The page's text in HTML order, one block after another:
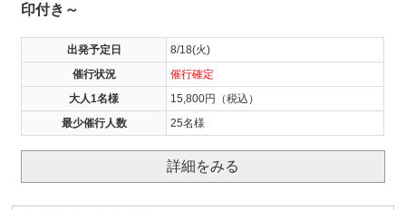
印付き～
出発予定日
8/18(火)
催行状況
催行確定
大人1名様
15,800円（税込）
最少催行人数
25名様
詳細をみる